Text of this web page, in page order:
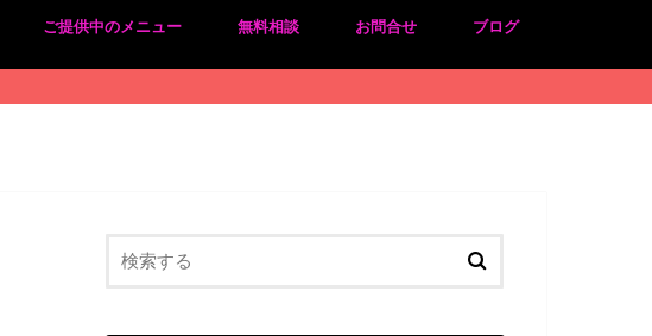
ご提供中のメニュー 無料相談 お問合せ ブログ